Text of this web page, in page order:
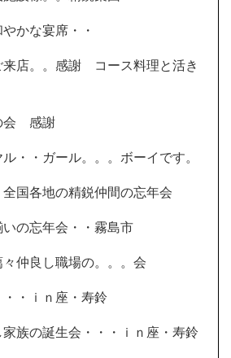
かな宴席・・
来店。。感謝 コース料理と活き
会 感謝
・・ガール。。。ボーイです。
国各地の精鋭仲間の忘年会
の忘年会・・霧島市
仲良し職場の。。。会
・ｉｎ座・寿鈴
族の誕生会・・・ｉｎ座・寿鈴